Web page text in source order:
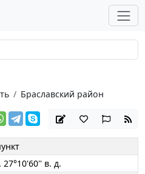
Браславский район
в. д.